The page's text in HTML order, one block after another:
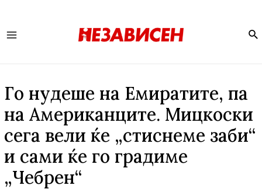
Го нудеше на Емиратите, па
на Американците. Мицкоски
сега вели ќе „стиснеме заби“
и сами ќе го градиме
„Чебрен“